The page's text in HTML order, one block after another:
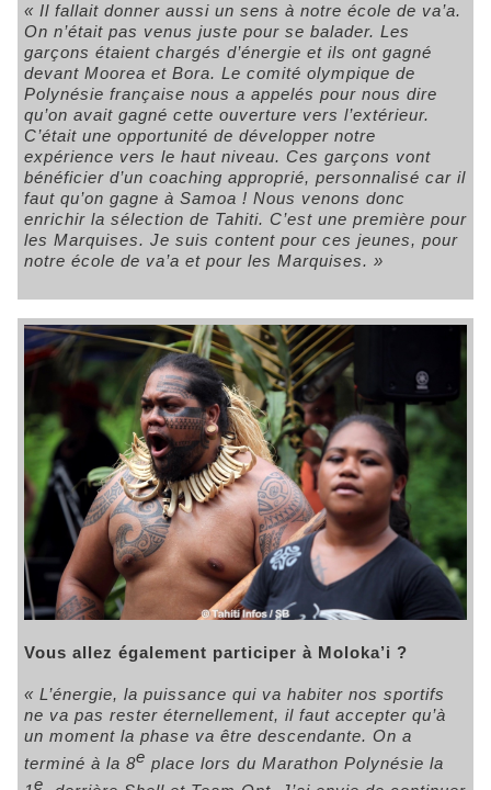
« Il fallait donner aussi un sens à notre école de va’a.
On n’était pas venus juste pour se balader. Les
garçons étaient chargés d’énergie et ils ont gagné
devant Moorea et Bora. Le comité olympique de
Polynésie française nous a appelés pour nous dire
qu’on avait gagné cette ouverture vers l’extérieur.
C’était une opportunité de développer notre
expérience vers le haut niveau. Ces garçons vont
bénéficier d’un coaching approprié, personnalisé car il
faut qu’on gagne à Samoa ! Nous venons donc
enrichir la sélection de Tahiti. C’est une première pour
les Marquises. Je suis content pour ces jeunes, pour
notre école de va’a et pour les Marquises. »
Vous allez également participer à Moloka’i ?
« L’énergie, la puissance qui va habiter nos sportifs
ne va pas rester éternellement, il faut accepter qu’à
un moment la phase va être descendante. On a
terminé à la 8e place lors du Marathon Polynésie la
e